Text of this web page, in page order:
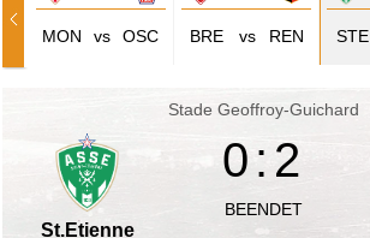
MON vs OSC BRE vs REN STE
Stade Geoffroy-Guichard
St.Etienne
0:2
BEENDET